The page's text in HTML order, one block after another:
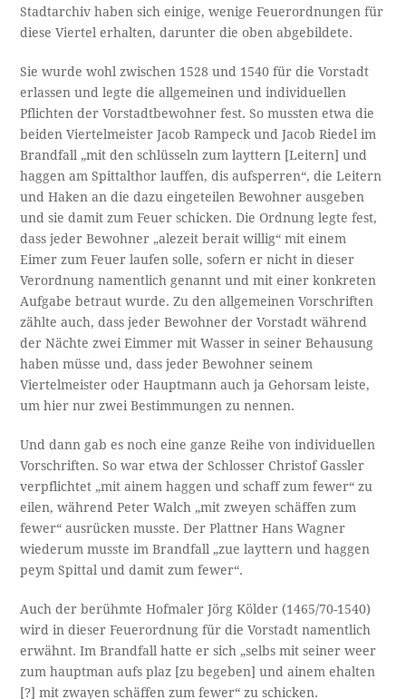
Stadtarchiv haben sich einige, wenige Feuerordnungen für
diese Viertel erhalten, darunter die oben abgebildete.
Sie wurde wohl zwischen 1528 und 1540 für die Vorstadt
erlassen und legte die allgemeinen und individuellen
Pflichten der Vorstadtbewohner fest. So mussten etwa die
beiden Viertelmeister Jacob Rampeck und Jacob Riedel im
Brandfall „mit den schlüsseln zum layttern [Leitern] und
haggen am Spittalthor lauffen, dis aufsperren“, die Leitern
und Haken an die dazu eingeteilen Bewohner ausgeben
und sie damit zum Feuer schicken. Die Ordnung legte fest,
dass jeder Bewohner „alezeit berait willig“ mit einem
Eimer zum Feuer laufen solle, sofern er nicht in dieser
Verordnung namentlich genannt und mit einer konkreten
Aufgabe betraut wurde. Zu den allgemeinen Vorschriften
zählte auch, dass jeder Bewohner der Vorstadt während
der Nächte zwei Eimmer mit Wasser in seiner Behausung
haben müsse und, dass jeder Bewohner seinem
Viertelmeister oder Hauptmann auch ja Gehorsam leiste,
um hier nur zwei Bestimmungen zu nennen.
Und dann gab es noch eine ganze Reihe von individuellen
Vorschriften. So war etwa der Schlosser Christof Gassler
verpflichtet „mit ainem haggen und schaff zum fewer“ zu
eilen, während Peter Walch „mit zweyen schäffen zum
fewer“ ausrücken musste. Der Plattner Hans Wagner
wiederum musste im Brandfall „zue layttern und haggen
peym Spittal und damit zum fewer“.
Auch der berühmte Hofmaler Jörg Kölder (1465/70-1540)
wird in dieser Feuerordnung für die Vorstadt namentlich
erwähnt. Im Brandfall hatte er sich „selbs mit seiner weer
zum hauptman aufs plaz [zu begeben] und ainem ehalten
[?] mit zwayen schäffen zum fewer“ zu schicken.